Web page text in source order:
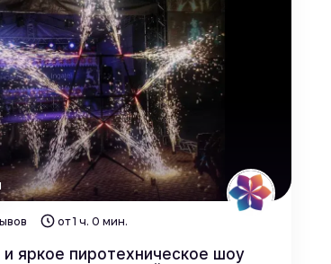
от 1 ч. 0 мин.
и яркое пиротехническое шоу